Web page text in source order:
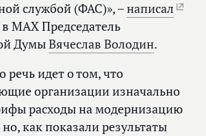
службой (ФАС)», –написал
в МАХ Председатель
ДумыВячеслав Володин.
речь идет о том, что
организации изначально
расходы на модернизацию
как показали результаты